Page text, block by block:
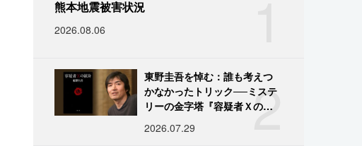
熊本地震被害状況
2026.08.06
2
東野圭吾を悼む：誰も考えつ
かなかったトリック──ミステ
リーの金字塔『容疑者Ｘの献
2026.07.29